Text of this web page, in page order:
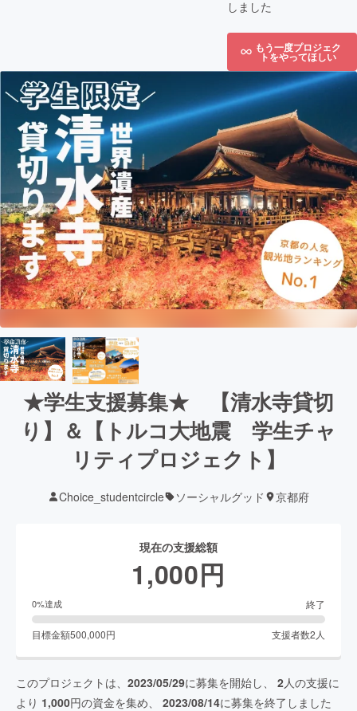
しました
もう一度プロジェク
トをやってほしい
★学生支援募集★ 【清水寺貸切
り】＆【トルコ大地震 学生チャ
リティプロジェクト】
Choice_studentcircle ソーシャルグッド 京都府
現在の支援総額
1,000円
0%達成 終了
目標金額500,000円 支援者数2 人
このプロジェクトは、 2023/05/29に募集を開始し、 2人の支援に
より 1,000円の資金を集め、 2023/08/14に募集を終了しました